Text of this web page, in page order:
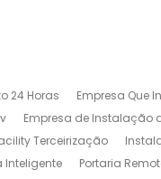
24 Horas
Empresa Que
Empresa de Instalação
Terceirização
Inteligente Portaria